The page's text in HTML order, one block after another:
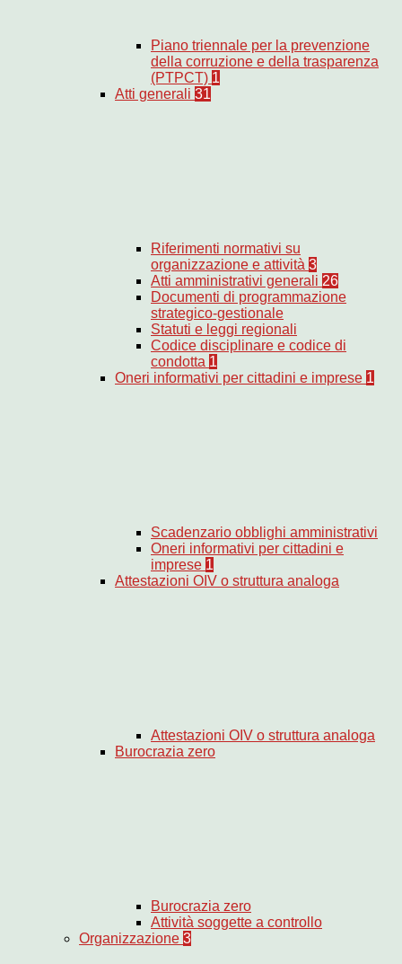
Piano triennale per la prevenzione
della corruzione e della trasparenza
(PTPCT) 1
Atti generali 31
Riferimenti normativi su
organizzazione e attività 3
Atti amministrativi generali 26
Documenti di programmazione
strategico-gestionale
Statuti e leggi regionali
Codice disciplinare e codice di
condotta 1
Oneri informativi per cittadini e imprese 1
Scadenzario obblighi amministrativi
Oneri informativi per cittadini e
imprese 1
Attestazioni OIV o struttura analoga
Attestazioni OIV o struttura analoga
Burocrazia zero
Burocrazia zero
Attività soggette a controllo
Organizzazione 3